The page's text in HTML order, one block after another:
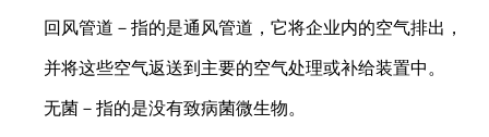
回风管道－指的是通风管道，它将企业内的空气排出，
并将这些空气返送到主要的空气处理或补给装置中。
无菌－指的是没有致病菌微生物。